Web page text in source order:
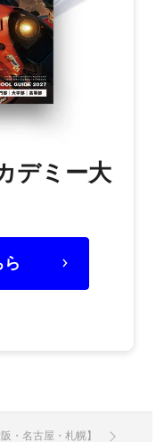
デミー大
・名古屋・札幌】